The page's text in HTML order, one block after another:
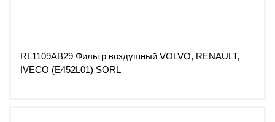
RL1109AB29 Фильтр воздушный VOLVO, RENAULT,
IVECO (E452L01) SORL